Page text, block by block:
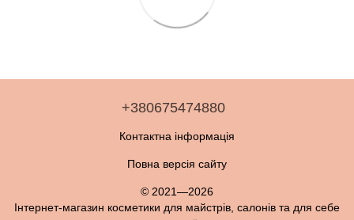
+380675474880
Контактна інформація
Повна версія сайту
© 2021—2026
Інтернет-магазин косметики для майстрів, салонів та для себе